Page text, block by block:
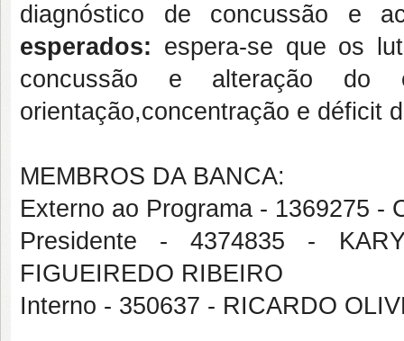
diagnóstico de concussão e
esperados: espera-se que os
concussão e alteração do
orientação,concentração e déficit
MEMBROS DA BANCA:
Externo ao Programa - 1369275 -
Presidente - 4374835 -
FIGUEIREDO RIBEIRO
Interno - 350637 - RICARDO